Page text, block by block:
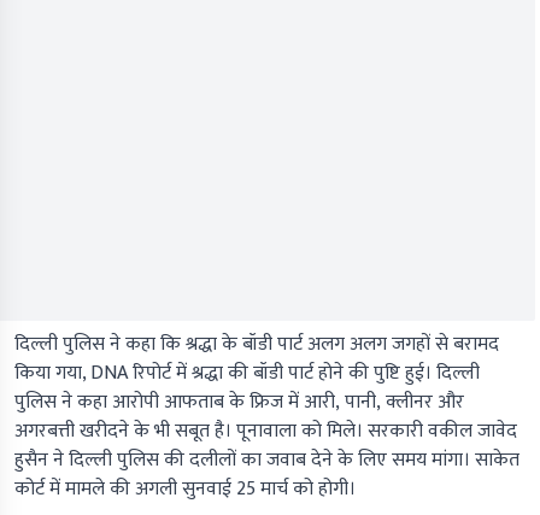
दिल्ली पुलिस ने कहा कि श्रद्धा के बॉडी पार्ट अलग अलग जगहों से बरामद
किया गया, DNA रिपोर्ट में श्रद्धा की बॉडी पार्ट होने की पुष्टि हुई। दिल्ली
पुलिस ने कहा आरोपी आफताब के फ्रिज में आरी, पानी, क्लीनर और
अगरबत्ती खरीदने के भी सबूत है। पूनावाला को मिले। सरकारी वकील जावेद
हुसैन ने दिल्ली पुलिस की दलीलों का जवाब देने के लिए समय मांगा। साकेत
कोर्ट में मामले की अगली सुनवाई 25 मार्च को होगी।